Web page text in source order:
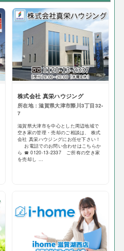
株式会社 真栄ハウジング
所在地：滋賀県大津市際川3丁目32-
7
滋賀県大津市を中心とした周辺地域で
空き家の管理・売却のご相談は、 株式
会社 真栄ハウジングにお任せ下さい！
お電話でのお問い合わせはこちらか
ら ☎ 0120-13-2337 ご所有の空き家
を売却し ...